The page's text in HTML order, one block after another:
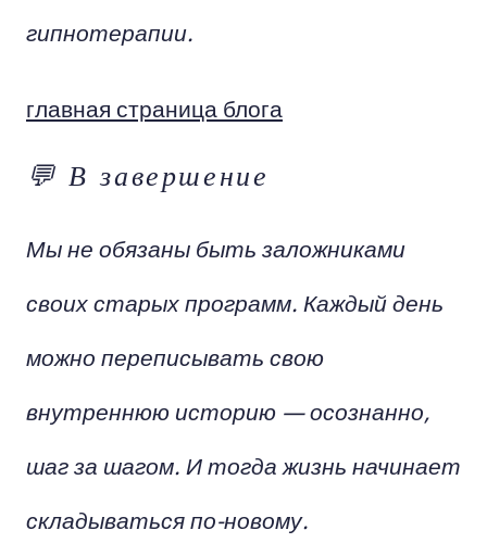
гипнотерапии.
главная страница блога
💬 В завершение
Мы не обязаны быть заложниками
своих старых программ. Каждый день
можно переписывать свою
внутреннюю историю — осознанно,
шаг за шагом. И тогда жизнь начинает
складываться по-новому.